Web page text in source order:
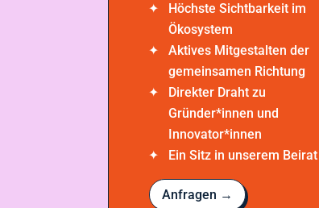
Höchste Sichtbarkeit im
Ökosystem
Aktives Mitgestalten der
gemeinsamen Richtung
Direkter Draht zu
Gründer*innen und
Innovator*innen
Ein Sitz in unserem Beirat
Anfragen →